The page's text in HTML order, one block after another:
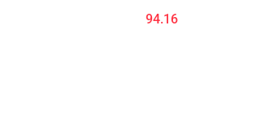
94.16